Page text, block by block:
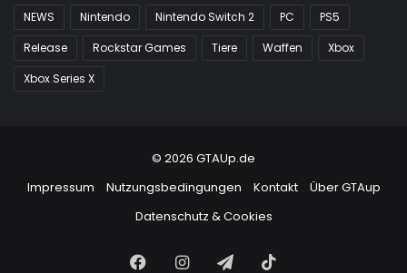
NEWS
Nintendo Nintendo Switch 2 PC
PS5
Release
Rockstar Games Tiere Waffen
Xbox
Xbox Series X
© 2026 GTAUp.de
Impressum
Nutzungsbedingungen Kontakt
Über GTAup
Datenschutz & Cookies
FacebookInstagram
Telegram